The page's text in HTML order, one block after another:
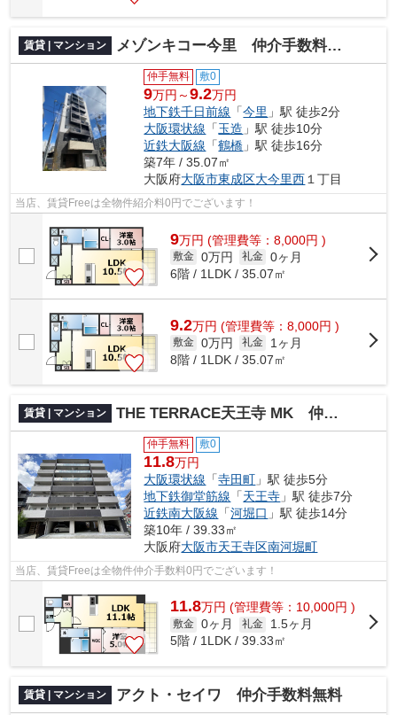
賃貸 | マンション メゾンキコー今里 仲介手数料無料
仲手無料 敷0
9万円～9.2万円
地下鉄千日前線 「今里 」駅 徒歩2分
大阪環状線 「玉造 」駅 徒歩10分
近鉄大阪線 「鶴橋 」駅 徒歩16分
築7年 / 35.07㎡
大阪府大阪市東成区大今里西 １丁目
当店、賃貸Freeは全物件紹介料0円でございます！
9万円 (管理費等：8,000円 )
敷金 0万円 礼金 0ヶ月
6階 / 1LDK / 35.07㎡
9.2万円 (管理費等：8,000円 )
敷金 0万円 礼金
1ヶ月
8階 / 1LDK / 35.07㎡
賃貸 | マンション THE TERRACE天王寺 MK 仲介手数料無料
仲手無料 敷0
11.8万円
大阪環状線 「寺田町 」駅 徒歩5分
地下鉄御堂筋線 「天王寺 」駅 徒歩7分
近鉄南大阪線 「河堀口 」駅 徒歩14分
築10年 / 39.33㎡
大阪府大阪市天王寺区南河堀町
当店、賃貸Freeは全物件仲介手数料0円でございます！
11.8万円 (管理費等：10,000円 )
敷金 0ヶ月 礼金
1.5ヶ月
5階 / 1LDK / 39.33㎡
賃貸 | マンション アクト・セイワ 仲介手数料無料